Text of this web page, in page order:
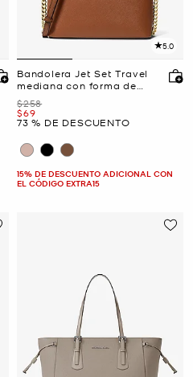
5.0
Bandolera Jet Set Travel
mediana con forma de
cúpula
Era
$258
Ahora
$69
73 % DE DESCUENTO
15% DE DESCUENTO ADICIONAL CON
EL CÓDIGO EXTRA15